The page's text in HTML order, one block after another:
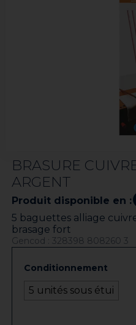
BRASURE
ARGENT
Produit disponible en :
5 baguettes alliage
brasage fort
Gencod : 328398 808260 3
Conditionnement
5 unités sous étui